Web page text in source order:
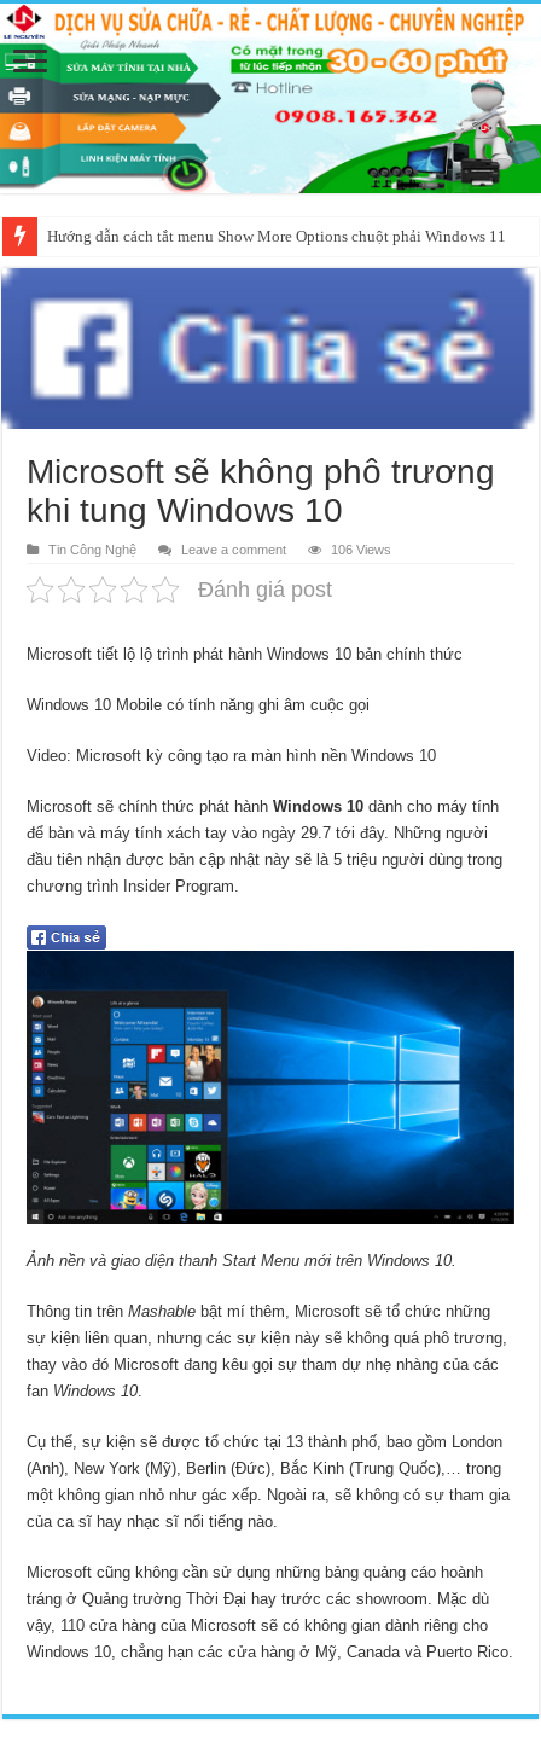
Hướng dẫn cách tắt menu Show More Options chuột phải Windows 11
Microsoft sẽ không phô trương
khi tung Windows 10
Tin Công Nghệ Leave a comment 106 Views
Đánh giá post
Microsoft tiết lộ lộ trình phát hành Windows 10 bản chính thức
Windows 10 Mobile có tính năng ghi âm cuộc gọi
Video: Microsoft kỳ công tạo ra màn hình nền Windows 10
Microsoft sẽ chính thức phát hànhWindows 10 dành cho máy tính
để bàn và máy tính xách tay vào ngày 29.7 tới đây. Những người
đầu tiên nhận được bản cập nhật này sẽ là 5 triệu người dùng trong
chương trình Insider Program.
Ảnh nền và giao diện thanh Start Menu mới trên Windows 10.
Thông tin trênMashable bật mí thêm, Microsoft sẽ tổ chức những
sự kiện liên quan, nhưng các sự kiện này sẽ không quá phô trương,
thay vào đó Microsoft đang kêu gọi sự tham dự nhẹ nhàng của các
fan Windows 10.
Cụ thể, sự kiện sẽ được tổ chức tại 13 thành phố, bao gồm London
(Anh), New York (Mỹ), Berlin (Đức), Bắc Kinh (Trung Quốc),… trong
một không gian nhỏ như gác xếp. Ngoài ra, sẽ không có sự tham gia
của ca sĩ hay nhạc sĩ nổi tiếng nào.
Microsoft cũng không cần sử dụng những bảng quảng cáo hoành
tráng ở Quảng trường Thời Đại hay trước các showroom. Mặc dù
vậy, 110 cửa hàng của Microsoft sẽ có không gian dành riêng cho
Windows 10, chẳng hạn các cửa hàng ở Mỹ, Canada và Puerto Rico.